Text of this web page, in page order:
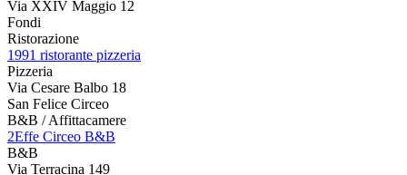
Via XXIV Maggio 12
Fondi
Ristorazione
1991 ristorante pizzeria
Pizzeria
Via Cesare Balbo 18
San Felice Circeo
B&B / Affittacamere
2Effe Circeo B&B
B&B
Via Terracina 149